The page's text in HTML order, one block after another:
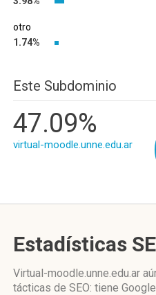
otro
1.74%
Este Subdominio
47.09%
virtual-moodle.unne.edu.ar
Estadísticas
Virtual-moodle.unne.edu.ar
tácticas de SEO: tiene